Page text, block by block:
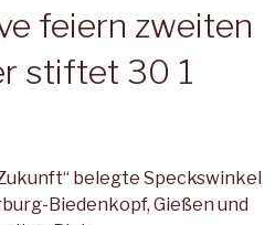
feiern zweiten
stiftet 30 1
belegte Speckswinkel
Biedenkopf, Gießen und